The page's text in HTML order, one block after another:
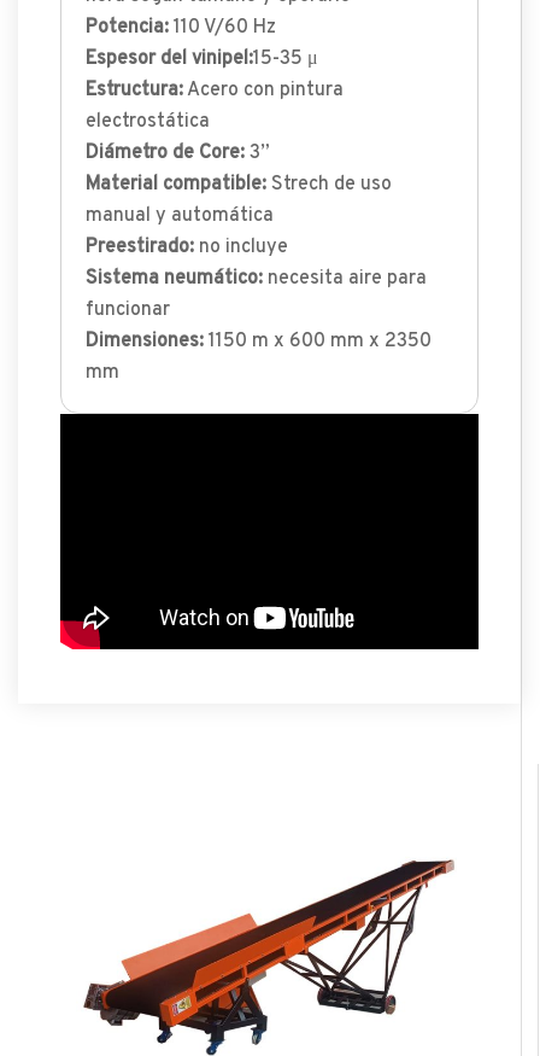
Potencia: 110 V/60 Hz
Espesor del vinipel:15-35 μ
Estructura: Acero con pintura
electrostática
Diámetro de Core: 3”
Material compatible: Strech de uso
manual y automática
Preestirado: no incluye
Sistema neumático: necesita aire para
funcionar
Dimensiones: 1150 m x 600 mm x 2350
mm